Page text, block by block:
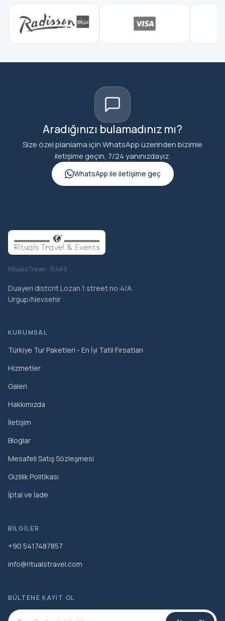
Aradığınızı bulamadınız mı?
Size özel planlama için WhatsApp üzerinden bizimle
iletişime geçin, 7/24 yanınızdayız.
WhatsApp ile iletişime geç
Rituals Travel - 15469
Duayeri distcrit Lozan 1 street no:4/A
Urgup/Nevsehir
KURUMSAL
Türkiye Tur Paketleri - En İyi Tatil Fırsatları
Hizmetler
Galeri
Hakkımızda
İletişim
Bloglar
Mesafeli Satış Sözleşmesi
Gizlilik Politikası
İptal ve İade
BILGILER
+90 5417487857
info@ritualstravel.com
BÜLTENE KAYIT OL